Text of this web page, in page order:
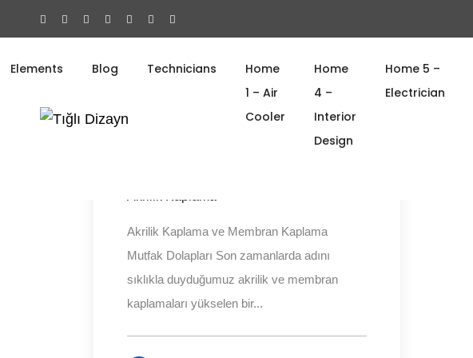
Elements Blog Technicians
Home
1 – Air
Cooler
Home
4 –
Interior
Design
Home 5 –
Electrician
Akrilik Kaplama ve Membran Kaplama
Mutfak Dolapları Son zamanlarda adını
sıklıkla duyduğumuz akrilik ve membran
kaplamaları yükselen bir...